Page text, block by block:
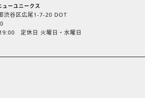
ーユニークス
渋谷区広尾1-7-20 DOT
定休日 火曜日・水曜日